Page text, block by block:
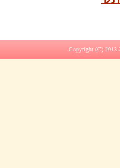
Copyright (C)